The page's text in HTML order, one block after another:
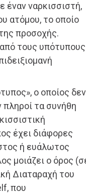
έναν ναρκισσιστή,
ατόμου, το οποίο
προσοχής.
τους υπότυπους
ο οποίος δεν
πληροί τα συνήθη
έχει διάφορες
ή ευάλωτος
μοιάζει ο όρος
Διαταραχή του
που